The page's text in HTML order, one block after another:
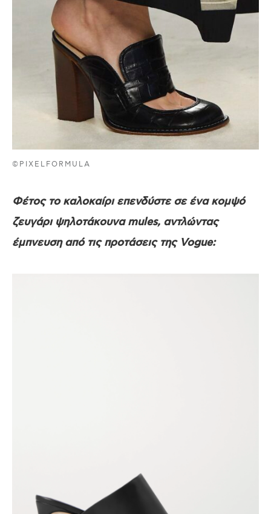
©PIXELFORMULA
Φέτος το καλοκαίρι επενδύστε σε ένα κομψό
ζευγάρι ψηλοτάκουνα mules, αντλώντας
έμπνευση από τις προτάσεις της Vogue: